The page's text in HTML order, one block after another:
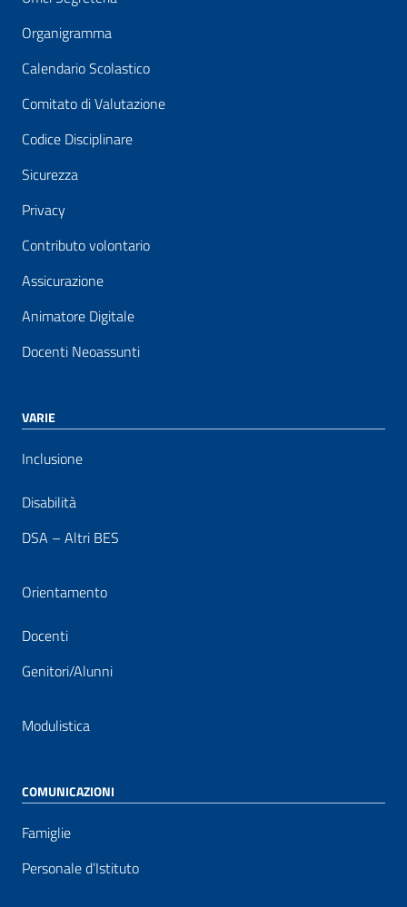
Organigramma
Calendario Scolastico
Comitato di Valutazione
Codice Disciplinare
Sicurezza
Privacy
Contributo volontario
Assicurazione
Animatore Digitale
Docenti Neoassunti
VARIE
Inclusione
Disabilità
DSA – Altri BES
Orientamento
Docenti
Genitori/Alunni
Modulistica
COMUNICAZIONI
Famiglie
Personale d’Istituto